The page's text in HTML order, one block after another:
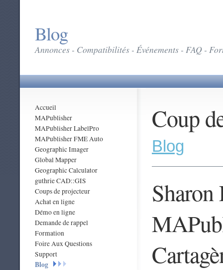
Blog
Annonces - Compatibilités - Événements - FAQ -
Accueil
MAPublisher
MAPublisher LabelPro
MAPublisher FME Auto
Geographic Imager
Global Mapper
Geographic Calculator
guthrie CAD::GIS
Coups de projecteur
Achat en ligne
Démo en ligne
Demande de rappel
Formation
Foire Aux Questions
Support
Blog
Coup
Blog
Sharon